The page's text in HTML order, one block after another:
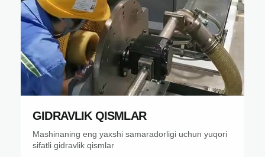
GIDRAVLIK QISMLAR
Mashinaning eng yaxshi samaradorligi uchun yuqori
sifatli gidravlik qismlar